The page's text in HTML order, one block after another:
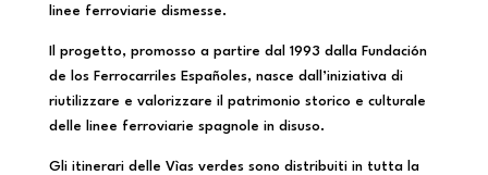
linee ferroviarie dismesse.
Il progetto, promosso a partire dal 1993 dalla Fundación
de los Ferrocarriles Españoles, nasce dall’iniziativa di
riutilizzare e valorizzare il patrimonio storico e culturale
delle linee ferroviarie spagnole in disuso.
Gli itinerari delle Vìas verdes sono distribuiti in tutta la